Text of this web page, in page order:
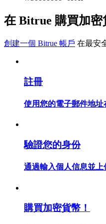
坐享盈利分成和跟單分
包含交易情況等的大數
在 Bitrue 購買加密
創建一個 Bitrue 帳戶 在最安
註冊
使用您的電子郵件地址
驗證您的身份
通過輸入個人信息並上
購買加密貨幣！